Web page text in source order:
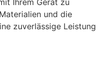
Ihrem Gerät zu
und die
zuverlässige Leistung